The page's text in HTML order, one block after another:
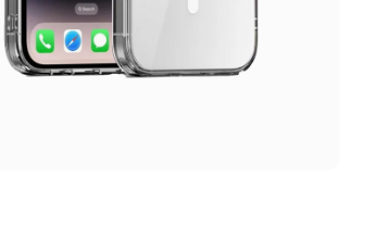
Сегодня
25%